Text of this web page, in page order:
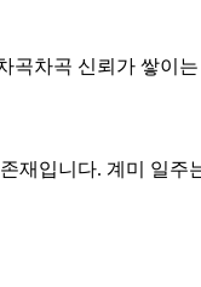
곡차곡 신뢰가 쌓이
재입니다. 계미 일주